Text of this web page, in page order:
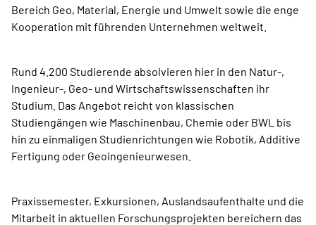
Bereich Geo, Material, Energie und Umwelt sowie die enge
Kooperation mit führenden Unternehmen weltweit.
Rund 4.200 Studierende absolvieren hier in den Natur-,
Ingenieur-, Geo- und Wirtschaftswissenschaften ihr
Studium. Das Angebot reicht von klassischen
Studiengängen wie Maschinenbau, Chemie oder BWL bis
hin zu einmaligen Studienrichtungen wie Robotik, Additive
Fertigung oder Geoingenieurwesen.
Praxissemester, Exkursionen, Auslandsaufenthalte und die
Mitarbeit in aktuellen Forschungsprojekten bereichern das